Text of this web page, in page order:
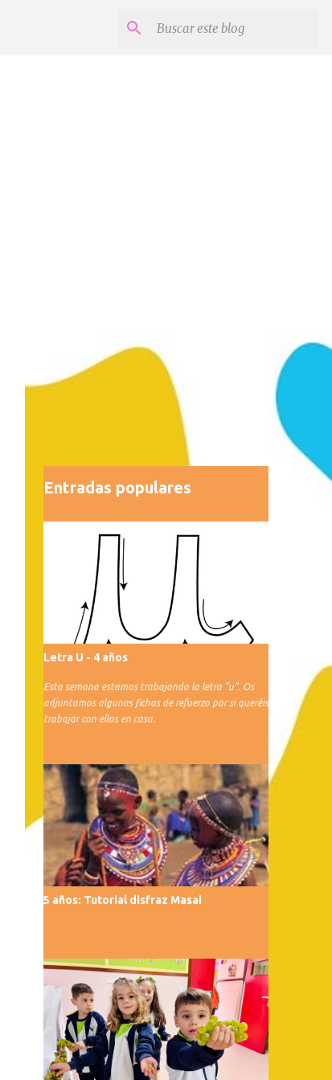
Entradas populares
Letra U - 4 años
Esta semana estamos trabajando la letra "u". Os
adjuntamos algunas fichas de refuerzo por si queréis
trabajar con ellos en casa.
5 años: Tutorial disfraz Masai